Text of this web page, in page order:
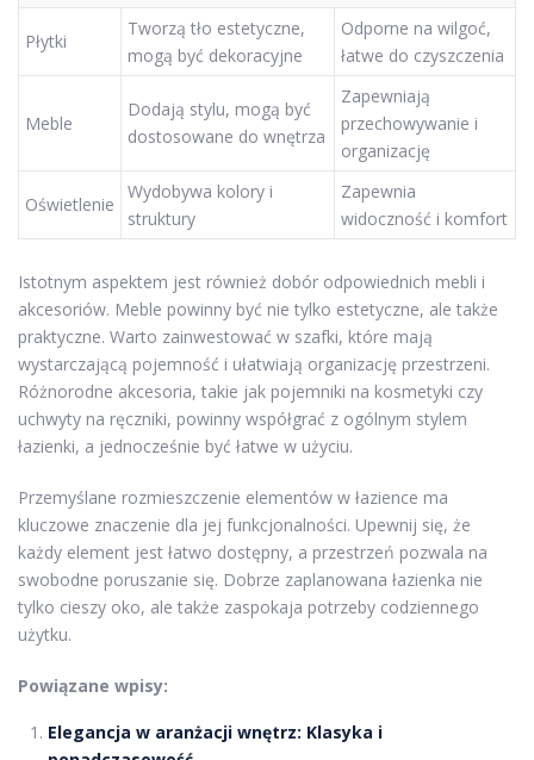
Płytki
Tworzą tło estetyczne,
mogą być dekoracyjne
Odporne na wilgoć,
łatwe do czyszczenia
Meble
Dodają stylu, mogą być
dostosowane do wnętrza
Zapewniają
przechowywanie i
organizację
Oświetlenie
Wydobywa kolory i
struktury
Zapewnia
widoczność i komfort
Istotnym aspektem jest również dobór odpowiednich mebli i
akcesoriów. Meble powinny być nie tylko estetyczne, ale także
praktyczne. Warto zainwestować w szafki, które mają
wystarczającą pojemność i ułatwiają organizację przestrzeni.
Różnorodne akcesoria, takie jak pojemniki na kosmetyki czy
uchwyty na ręczniki, powinny współgrać z ogólnym stylem
łazienki, a jednocześnie być łatwe w użyciu.
Przemyślane rozmieszczenie elementów w łazience ma
kluczowe znaczenie dla jej funkcjonalności. Upewnij się, że
każdy element jest łatwo dostępny, a przestrzeń pozwala na
swobodne poruszanie się. Dobrze zaplanowana łazienka nie
tylko cieszy oko, ale także zaspokaja potrzeby codziennego
użytku.
Powiązane wpisy:
Elegancja w aranżacji wnętrz: Klasyka i